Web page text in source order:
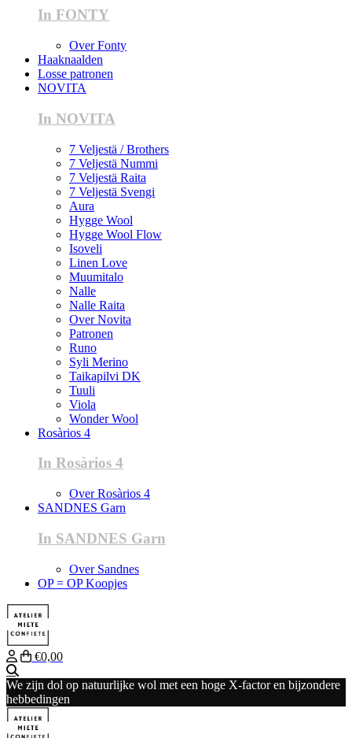
In FONTY
Over Fonty
Haaknaalden
Losse patronen
NOVITA
In NOVITA
7 Veljestä / Brothers
7 Veljestä Nummi
7 Veljestä Raita
7 Veljestä Svengi
Aura
Hygge Wool
Hygge Wool Flow
Isoveli
Linen Love
Muumitalo
Nalle
Nalle Raita
Over Novita
Patronen
Runo
Syli Merino
Taikapilvi DK
Tuuli
Viola
Wonder Wool
Rosàrios 4
In Rosàrios 4
Over Rosàrios 4
SANDNES Garn
In SANDNES Garn
Over Sandnes
OP = OP Koopjes
€0,00
We zijn dol op natuurlijke wol met een hoge X-factor en bijzondere
hebbedingen